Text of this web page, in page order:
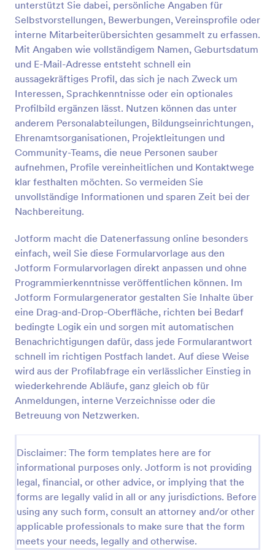
unterstützt Sie dabei, persönliche Angaben für
Selbstvorstellungen, Bewerbungen, Vereinsprofile oder
interne Mitarbeiterübersichten gesammelt zu erfassen.
Mit Angaben wie vollständigem Namen, Geburtsdatum
und E-Mail-Adresse entsteht schnell ein
aussagekräftiges Profil, das sich je nach Zweck um
Interessen, Sprachkenntnisse oder ein optionales
Profilbild ergänzen lässt. Nutzen können das unter
anderem Personalabteilungen, Bildungseinrichtungen,
Ehrenamtsorganisationen, Projektleitungen und
Community-Teams, die neue Personen sauber
aufnehmen, Profile vereinheitlichen und Kontaktwege
klar festhalten möchten. So vermeiden Sie
unvollständige Informationen und sparen Zeit bei der
Nachbereitung.
Jotform macht die Datenerfassung online besonders
einfach, weil Sie diese Formularvorlage aus den
Jotform Formularvorlagen direkt anpassen und ohne
Programmierkenntnisse veröffentlichen können. Im
Jotform Formulargenerator gestalten Sie Inhalte über
eine Drag-and-Drop-Oberfläche, richten bei Bedarf
bedingte Logik ein und sorgen mit automatischen
Benachrichtigungen dafür, dass jede Formularantwort
schnell im richtigen Postfach landet. Auf diese Weise
wird aus der Profilabfrage ein verlässlicher Einstieg in
wiederkehrende Abläufe, ganz gleich ob für
Anmeldungen, interne Verzeichnisse oder die
Betreuung von Netzwerken.
Disclaimer: The form templates here are for
informational purposes only. Jotform is not providing
legal, financial, or other advice, or implying that the
forms are legally valid in all or any jurisdictions. Before
using any such form, consult an attorney and/or other
applicable professionals to make sure that the form
meets your needs, legally and otherwise.
Vorschau
Bestattungswünsche Formular
Dokumentieren Sie mit dem Bestattungswünsche
Formular wichtige Vorgaben für Bestattung und
Trauerfeier, damit Angehörige und
Bestattungsunternehmen Abläufe abstimmen und
Informationen für die Datenerfassung zentral
bündeln können.
Go to Category:
Vorlagen für Fragebögen
Vorlage verwenden